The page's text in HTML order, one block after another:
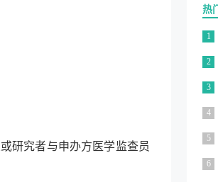
研究者与申办方医学监查员
热门
1
2
3
4
5
6